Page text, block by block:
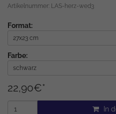
Artikelnummer: LAS-herz-wed3
Format:
27x23 cm
Farbe:
schwarz
22,90€*
In